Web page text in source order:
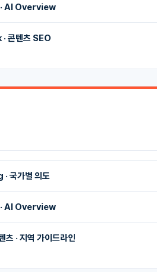
· AI Overview
콘텐츠 SEO
국가별 의도
· AI Overview
츠 · 지역 가이드라인